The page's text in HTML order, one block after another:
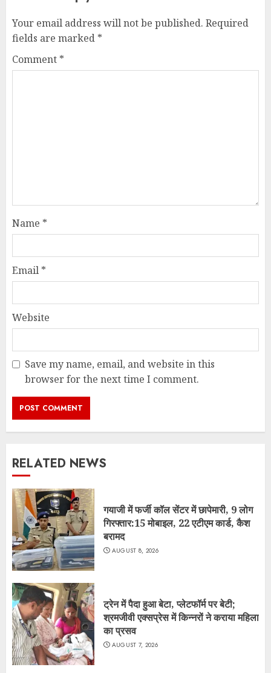
Your email address will not be published. Required
fields are marked *
Comment *
Name *
Email *
Website
Save my name, email, and website in this
browser for the next time I comment.
RELATED NEWS
गयाजी में फर्जी कॉल सेंटर में छापेमारी, 9 लोग
गिरफ्तार:15 मोबाइल, 22 एटीएम कार्ड, कैश
बरामद
AUGUST 8, 2026
ट्रेन में पैदा हुआ बेटा, प्लेटफॉर्म पर बेटी;
श्रमजीवी एक्सप्रेस में किन्नरों ने कराया महिला
का प्रसव
AUGUST 7, 2026